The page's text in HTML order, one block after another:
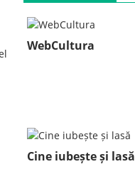
WebCultura
Cine iubește și lasă